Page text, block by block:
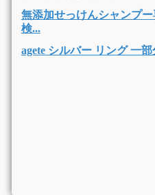
無添加せっけんシャンプ
検...
agete シルバー リング 一